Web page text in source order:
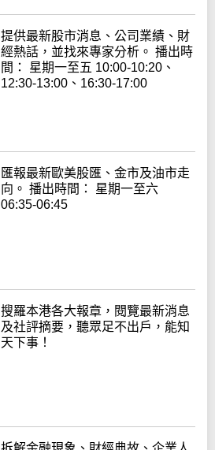
提供最新股市消息、公司業績、財
經熱話，並找來專家分析。 播出時
間： 星期一至五 10:00-10:20、
12:30-13:00、16:30-17:00
匯報最新歐美股匯、金市及油市走
向。 播出時間： 星期一至六
06:35-06:45
搜羅本港各大報章，閱覽最新消息
及社評摘要，聽眾足不出戶，能知
天下事！